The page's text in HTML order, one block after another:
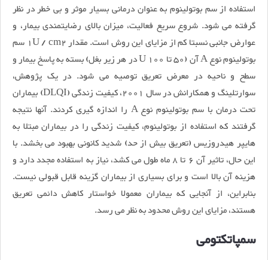
استفاده از سم بوتولینوم به عنوان درمانی بسیار موثر و بی خطر در نظر
گرفته می شود. شروع سریع فعالیت، میزان بالای رضایتمندی بیمار، و
عوارض جانبی نسبتا کم از مزایای این روش است. مقدار 1U / cm2 سم
بوتولینوم نوع A آن (50 تا 100 U در هر زیر بغل) بسته به پاسخ بیمار و
سطح و ناحیه در معرض تعریق توصیه می شود. در یک پژوهش،
سوارتلینگ و همکارانش در سال 2001، کیفیت زندگی (DLQI) بیماران
تحت درمان با سم بوتولینوم نوع A را اندازه گیری کردند. آنها نتیجه
گرفتند که استفاده از بوتولینوم، کیفیت زندگی را در بیماران مبتلا به
هایپر هیدروزیس (تعریق بیش از حد) شدید کانونی بهبود می بخشد. با
این حال، تاثیر آن 6 تا 8 ماه طول می کشد، نیاز به استفاده مجدد دارد و
هزینه آن بالا است و برای بسیاری از بیماران گزینه قابل قبولی نیست.
بنابراین، از آنجایی که بیماران معمولا خواستار کاهش دائمی تعریق
هستند، مزایای این روش محدود به نظر می رسد.
سمپاتکتومی